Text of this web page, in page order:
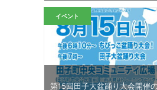
イベント
第15回田子大盆踊り大会開催